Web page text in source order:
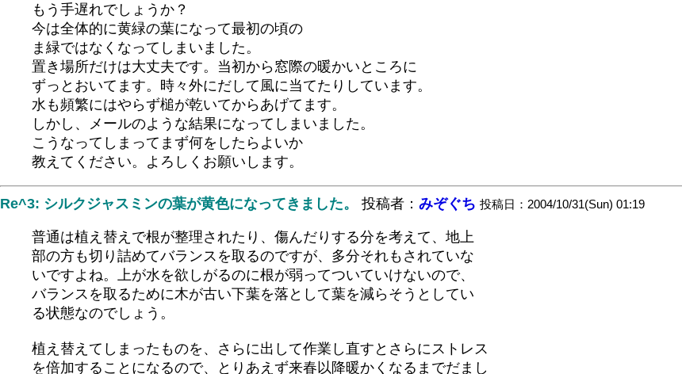
もう手遅れでしょうか？
今は全体的に黄緑の葉になって最初の頃の
ま緑ではなくなってしまいました。
置き場所だけは大丈夫です。当初から窓際の暖かいところに
ずっとおいてます。時々外にだして風に当てたりしています。
水も頻繁にはやらず槌が乾いてからあげてます。
しかし、メールのような結果になってしまいました。
こうなってしまってまず何をしたらよいか
教えてください。よろしくお願いします。
Re^3: シルクジャスミンの葉が黄色になってきました。 投稿者： みぞぐち 投稿日：2004/10/31(Sun) 01:19
普通は植え替えで根が整理されたり、傷んだりする分を考えて、地上
部の方も切り詰めてバランスを取るのですが、多分それもされていな
いですよね。上が水を欲しがるのに根が弱ってついていけないので、
バランスを取るために木が古い下葉を落として葉を減らそうとしてい
る状態なのでしょう。
植え替えてしまったものを、さらに出して作業し直すとさらにストレス
を倍加することになるので、とりあえず来春以降暖かくなるまでだまし